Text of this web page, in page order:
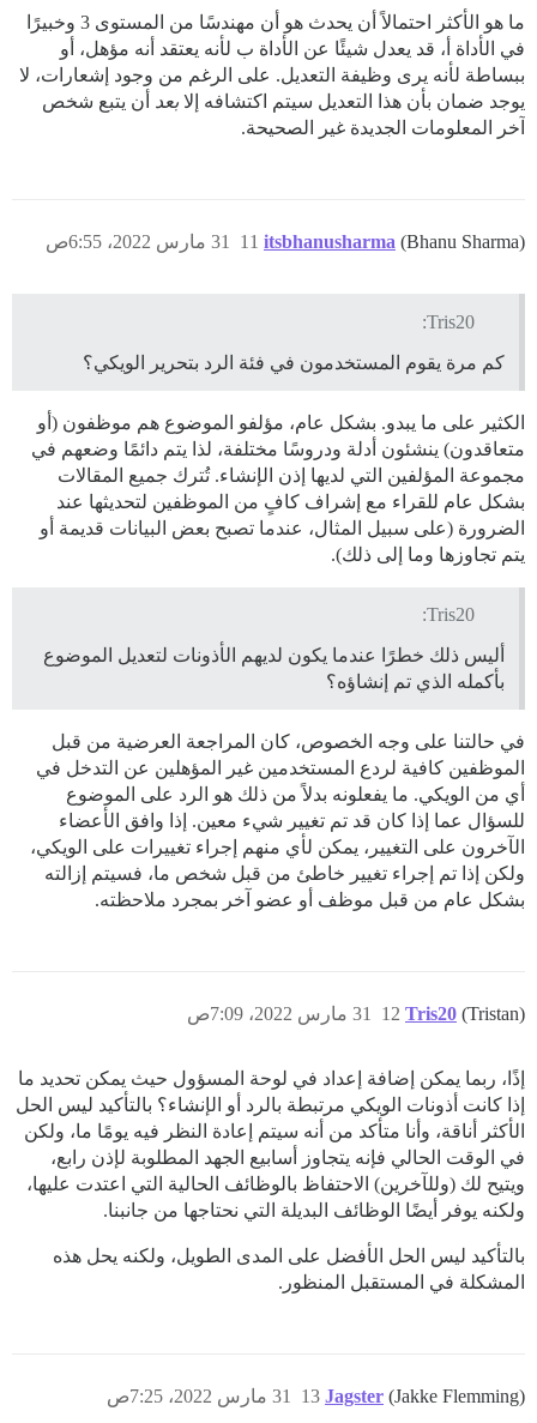
ما هو الأكثر احتمالاً أن يحدث هو أن مهندسًا من المستوى 3 وخبيرًا
في الأداة أ، قد يعدل شيئًا عن الأداة ب لأنه يعتقد أنه مؤهل، أو
ببساطة لأنه يرى وظيفة التعديل. على الرغم من وجود إشعارات، لا
يوجد ضمان بأن هذا التعديل سيتم اكتشافه إلا بعد أن يتبع شخص
آخر المعلومات الجديدة غير الصحيحة.
itsbhanusharma (Bhanu Sharma) 31 مارس 2022، 6:55ص 11
Tris20:
كم مرة يقوم المستخدمون في فئة الرد بتحرير الويكي؟
الكثير على ما يبدو. بشكل عام، مؤلفو الموضوع هم موظفون (أو
متعاقدون) ينشئون أدلة ودروسًا مختلفة، لذا يتم دائمًا وضعهم في
مجموعة المؤلفين التي لديها إذن الإنشاء. تُترك جميع المقالات
بشكل عام للقراء مع إشراف كافٍ من الموظفين لتحديثها عند
الضرورة (على سبيل المثال، عندما تصبح بعض البيانات قديمة أو
يتم تجاوزها وما إلى ذلك).
Tris20:
أليس ذلك خطرًا عندما يكون لديهم الأذونات لتعديل الموضوع
بأكمله الذي تم إنشاؤه؟
في حالتنا على وجه الخصوص، كان المراجعة العرضية من قبل
الموظفين كافية لردع المستخدمين غير المؤهلين عن التدخل في
أي من الويكي. ما يفعلونه بدلاً من ذلك هو الرد على الموضوع
للسؤال عما إذا كان قد تم تغيير شيء معين. إذا وافق الأعضاء
الآخرون على التغيير، يمكن لأي منهم إجراء تغييرات على الويكي،
ولكن إذا تم إجراء تغيير خاطئ من قبل شخص ما، فسيتم إزالته
بشكل عام من قبل موظف أو عضو آخر بمجرد ملاحظته.
Tris20 (Tristan) 31 مارس 2022، 7:09ص 12
إذًا، ربما يمكن إضافة إعداد في لوحة المسؤول حيث يمكن تحديد ما
إذا كانت أذونات الويكي مرتبطة بالرد أو الإنشاء؟ بالتأكيد ليس الحل
الأكثر أناقة، وأنا متأكد من أنه سيتم إعادة النظر فيه يومًا ما، ولكن
في الوقت الحالي فإنه يتجاوز أسابيع الجهد المطلوبة لإذن رابع،
ويتيح لك (وللآخرين) الاحتفاظ بالوظائف الحالية التي اعتدت عليها،
ولكنه يوفر أيضًا الوظائف البديلة التي نحتاجها من جانبنا.
بالتأكيد ليس الحل الأفضل على المدى الطويل، ولكنه يحل هذه
المشكلة في المستقبل المنظور.
Jagster (Jakke Flemming) 31 مارس 2022، 7:25ص 13